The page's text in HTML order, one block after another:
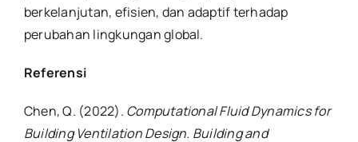
berkelanjutan, efisien, dan adaptif terhadap
perubahan lingkungan global.
Referensi
Chen, Q. (2022). Computational Fluid Dynamics for
Building Ventilation Design. Building and